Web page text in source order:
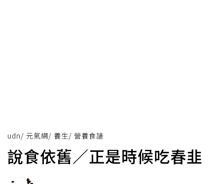
udn/ 元氣網/ 養生/ 營養食譜
說食依舊／正是時候吃春韭